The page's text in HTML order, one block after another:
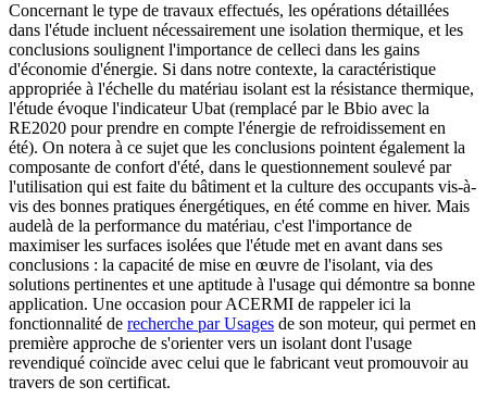
Concernant le type de travaux effectués, les opérations détaillées
dans l'étude incluent nécessairement une isolation thermique, et les
conclusions soulignent l'importance de celleci dans les gains
d'économie d'énergie. Si dans notre contexte, la caractéristique
appropriée à l'échelle du matériau isolant est la résistance thermique,
l'étude évoque l'indicateur Ubat (remplacé par le Bbio avec la
RE2020 pour prendre en compte l'énergie de refroidissement en
été). On notera à ce sujet que les conclusions pointent également la
composante de confort d'été, dans le questionnement soulevé par
l'utilisation qui est faite du bâtiment et la culture des occupants vis-à-
vis des bonnes pratiques énergétiques, en été comme en hiver. Mais
audelà de la performance du matériau, c'est l'importance de
maximiser les surfaces isolées que l'étude met en avant dans ses
conclusions : la capacité de mise en œuvre de l'isolant, via des
solutions pertinentes et une aptitude à l'usage qui démontre sa bonne
application. Une occasion pour ACERMI de rappeler ici la
fonctionnalité de recherche par Usages de son moteur, qui permet en
première approche de s'orienter vers un isolant dont l'usage
revendiqué coïncide avec celui que le fabricant veut promouvoir au
travers de son certificat.